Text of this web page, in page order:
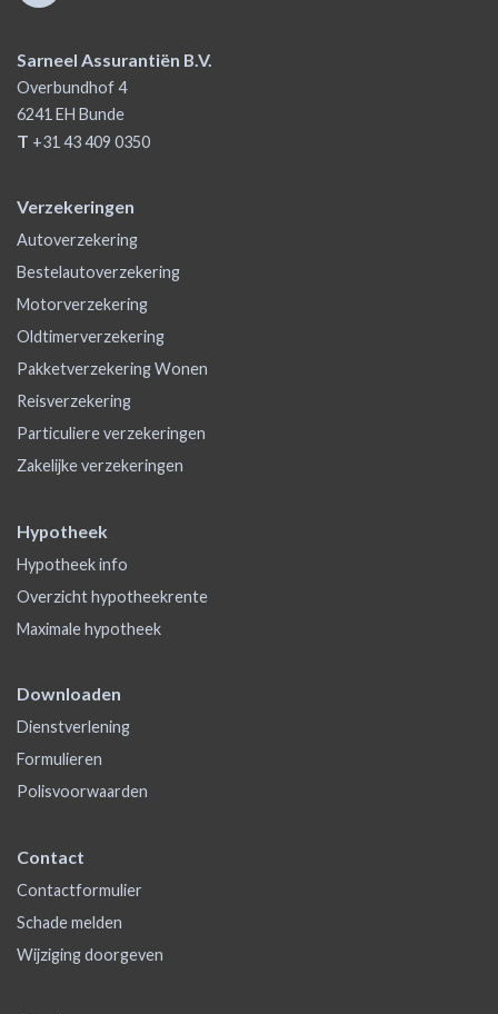
Sarneel Assurantiën B.V.
Overbundhof 4
6241 EH Bunde
T +31 43 409 0350
Verzekeringen
Autoverzekering
Bestelautoverzekering
Motorverzekering
Oldtimerverzekering
Pakketverzekering Wonen
Reisverzekering
Particuliere verzekeringen
Zakelijke verzekeringen
Hypotheek
Hypotheek info
Overzicht hypotheekrente
Maximale hypotheek
Downloaden
Dienstverlening
Formulieren
Polisvoorwaarden
Contact
Contactformulier
Schade melden
Wijziging doorgeven